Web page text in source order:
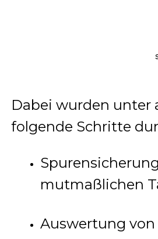
Dabei wurden unter
folgende Schritte
mutmaßlichen
Auswertung von